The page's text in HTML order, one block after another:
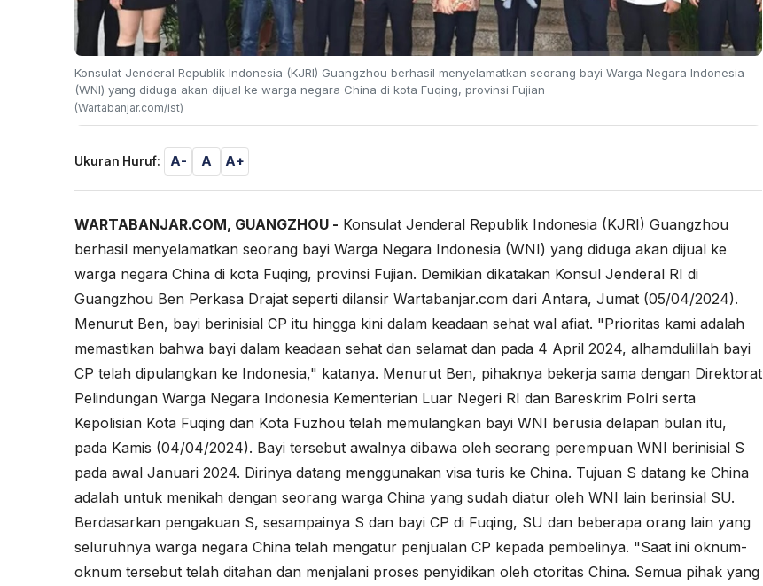
Konsulat Jenderal Republik Indonesia (KJRI) Guangzhou berhasil menyelamatkan seorang bayi Warga Negara Indonesia
(WNI) yang diduga akan dijual ke warga negara China di kota Fuqing, provinsi Fujian
(Wartabanjar.com/ist)
Ukuran Huruf: A- A A+
WARTABANJAR.COM, GUANGZHOU - Konsulat Jenderal Republik Indonesia (KJRI) Guangzhou
berhasil menyelamatkan seorang bayi Warga Negara Indonesia (WNI) yang diduga akan dijual ke
warga negara China di kota Fuqing, provinsi Fujian. Demikian dikatakan Konsul Jenderal RI di
Guangzhou Ben Perkasa Drajat seperti dilansir Wartabanjar.com dari Antara, Jumat (05/04/2024).
Menurut Ben, bayi berinisial CP itu hingga kini dalam keadaan sehat wal afiat. "Prioritas kami adalah
memastikan bahwa bayi dalam keadaan sehat dan selamat dan pada 4 April 2024, alhamdulillah bayi
CP telah dipulangkan ke Indonesia," katanya. Menurut Ben, pihaknya bekerja sama dengan Direktorat
Pelindungan Warga Negara Indonesia Kementerian Luar Negeri RI dan Bareskrim Polri serta
Kepolisian Kota Fuqing dan Kota Fuzhou telah memulangkan bayi WNI berusia delapan bulan itu,
pada Kamis (04/04/2024). Bayi tersebut awalnya dibawa oleh seorang perempuan WNI berinisial S
pada awal Januari 2024. Dirinya datang menggunakan visa turis ke China. Tujuan S datang ke China
adalah untuk menikah dengan seorang warga China yang sudah diatur oleh WNI lain berinsial SU.
Berdasarkan pengakuan S, sesampainya S dan bayi CP di Fuqing, SU dan beberapa orang lain yang
seluruhnya warga negara China telah mengatur penjualan CP kepada pembelinya. "Saat ini oknum-
oknum tersebut telah ditahan dan menjalani proses penyidikan oleh otoritas China. Semua pihak yang